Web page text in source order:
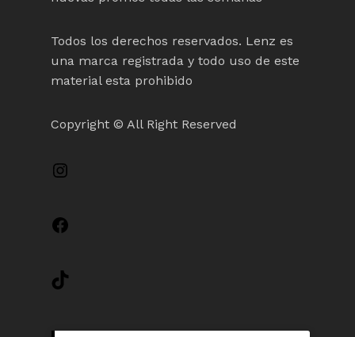
Todos los derechos reservados. Lenz es
una marca registrada y todo uso de este
material esta prohibido
Copyright © All Right Reserved